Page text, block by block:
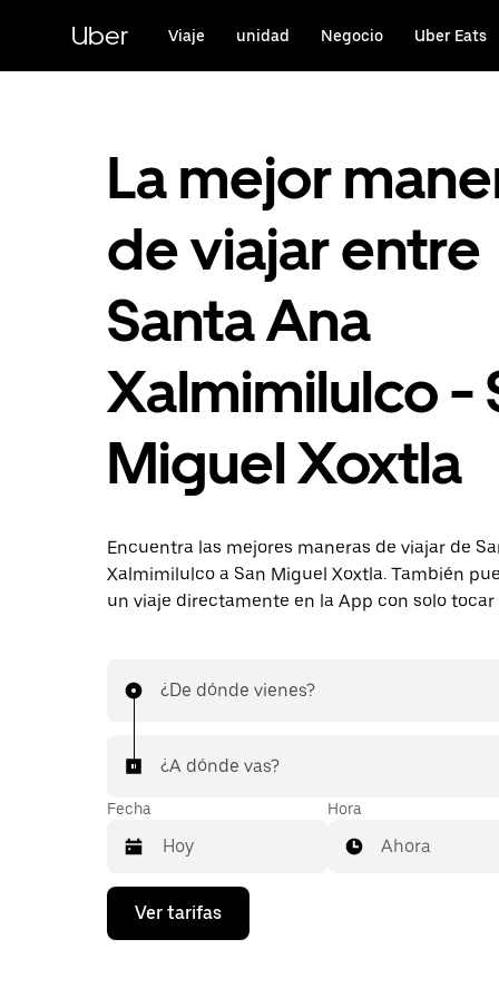
contenido
principal
Uber Viaje unidad Negocio Uber Eats
La mejor
de viajar entre
Santa Ana
Xalmimilulco -
Miguel Xoxtla
Encuentra las mejores maneras de viajar de
Xalmimilulco a San Miguel Xoxtla. También
un viaje directamente en la App con solo
¿De dónde vienes?
¿A dónde vas?
Fecha
Presiona
flecha
Hora
Ahora
Ver tarifas